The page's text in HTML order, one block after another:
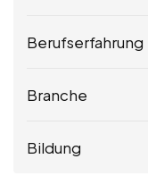
Berufserfahrung
Branche
Bildung